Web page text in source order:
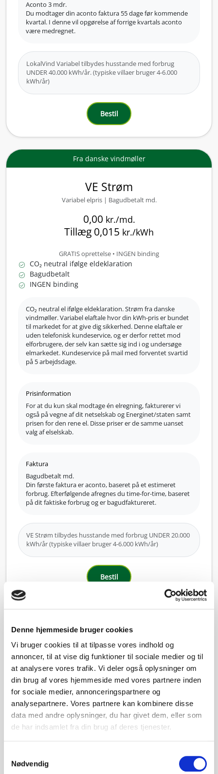
Denne hjemmeside bruger cookies
Vi bruger cookies til at tilpasse vores indhold og
annoncer, til at vise dig funktioner til sociale medier og til
at analysere vores trafik. Vi deler også oplysninger om
din brug af vores hjemmeside med vores partnere inden
for sociale medier, annonceringspartnere og
analysepartnere. Vores partnere kan kombinere disse
data med andre oplysninger, du har givet dem, eller som
de har indsamlet fra din brug af deres tjenester.
Nødvendig
Aconto 3 mdr.
Du modtager din aconto faktura 55 dage før kommende
kvartal. I denne vil opgørelse af forrige kvartals aconto
være medregnet.
LokalVind Variabel tilbydes husstande med forbrug
UNDER 40.000 kWh/år. (typiske villaer bruger 4-6.000
kWh/år)
Bestil
Fra danske vindmøller
VE Strøm
Variabel elpris | Bagudbetalt md.
0,00 kr./md.
Tillæg 0,015 kr./kWh
GRATIS oprettelse • INGEN binding
check_circle CO₂ neutral ifølge eldeklaration
check_circle Bagudbetalt
check_circle INGEN binding
CO₂ neutral el ifølge eldeklaration. Strøm fra danske
vindmøller. Variabel elaftale hvor din kWh-pris er bundet
til markedet for at give dig sikkerhed. Denne elaftale er
uden telefonisk kundeservice, og er derfor rettet mod
elforbrugere, der selv kan sætte sig ind i og undersøge
elmarkedet. Kundeservice på mail med forventet svartid
på 5 arbejdsdage.
Prisinformation
For at du kun skal modtage én elregning, fakturerer vi
også på vegne af dit netselskab og Energinet/staten samt
prisen for den rene el. Disse priser er de samme uanset
valg af elselskab.
Faktura
Bagudbetalt md.
Din første faktura er aconto, baseret på et estimeret
forbrug. Efterfølgende afregnes du time-for-time, baseret
på dit faktiske forbrug og er bagudfaktureret.
VE Strøm tilbydes husstande med forbrug UNDER 20.000
kWh/år (typiske villaer bruger 4-6.000 kWh/år)
Bestil
Premium TimeEl
Variabel elpris | Aconto 3 mdr.
39,00kr./md.
Tillæg 0,49kr./kWh
GRATIS oprettelse • INGEN binding
check_circle CO₂ neutral ifølge eldeklaration